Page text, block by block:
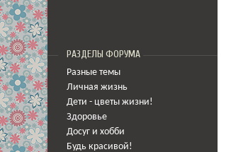
РАЗДЕЛЫ ФОРУМА
Разные темы
Личная жизнь
Дети - цветы жизни!
Здоровье
Досуг и хобби
Будь красивой!